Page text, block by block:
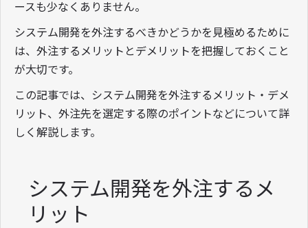
ースも少なくありません。
システム開発を外注するべきかどうかを見極めるために
は、外注するメリットとデメリットを把握しておくこと
が大切です。
この記事では、システム開発を外注するメリット・デメ
リット、外注先を選定する際のポイントなどについて詳
しく解説します。
システム開発を外注するメ
リット